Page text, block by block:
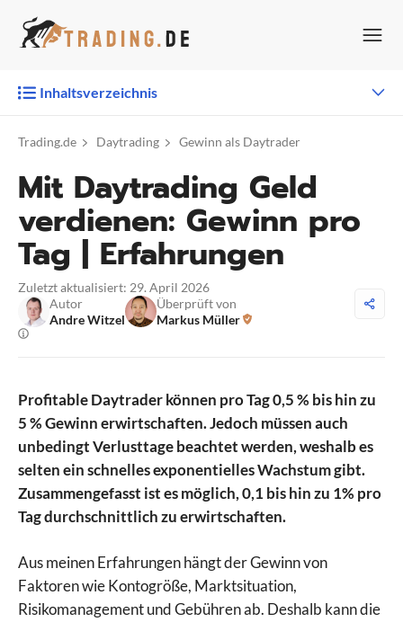
Inhalt
Inhaltsverzeichnis
Trading.de Daytrading Gewinn als Daytrader
Mit Daytrading Geld
verdienen: Gewinn pro
Tag | Erfahrungen
Zuletzt aktualisiert: 29. April 2026
Autor
Andre Witzel
Überprüft von
Markus Müller
Profitable Daytrader können pro Tag 0,5 % bis hin zu
5 % Gewinn erwirtschaften. Jedoch müssen auch
unbedingt Verlusttage beachtet werden, weshalb es
selten ein schnelles exponentielles Wachstum gibt.
Zusammengefasst ist es möglich, 0,1 bis hin zu 1% pro
Tag durchschnittlich zu erwirtschaften.
Aus meinen Erfahrungen hängt der Gewinn von
Faktoren wie Kontogröße, Marktsituation,
Risikomanagement und Gebühren ab. Deshalb kann die